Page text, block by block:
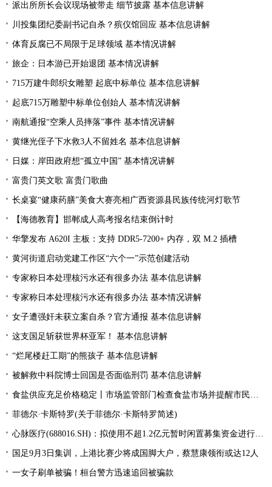
派出所所长会议现场被带走 细节披露 基本信息讲解
川投集团纪委副书记自杀？殡仪馆回应 基本信息讲解
体育反腐已不局限于足球领域 基本情况讲解
旅企：日本游已开始退团 基本情况讲解
715万建牛郎织女雕塑 起底中标单位 基本信息讲解
起底715万雕塑中标单位创始人 基本情况讲解
南航通报“空乘人员摔落”事件 基本情况讲解
黄继光侄子下水救3人不留姓名 基本信息讲解
日媒：岸田政府想“孤立中国” 基本情况讲解
富贵门英文歌 富贵门歌曲
长桌宴“健康药膳”美食大赛亮相广西资源县民族传统河灯歌节
【海德教育】邯郸成人高考报名结束倒计时
华擎发布 A620I 主板：支持 DDR5-7200+ 内存，双 M.2 插槽
黄河街道启动党建工作区“六个一”示范创建活动
专家称日本处理核污水还有很多办法 基本信息讲解
专家称日本处理核污水还有很多办法 基本情况讲解
女子遭强奸未获立案自杀？官方通报 基本信息讲解
这支国足斩获世界杯亚军！ 基本信息讲解
“烂尾楼赶工期”的熊孩子 基本信息讲解
被解救中科院博士回国是否面临刑罚 基本信息讲解
食盐供应充足价格稳定丨市场监管部门检查食盐市场并提醒市民理性消费
菲德尔·卡斯特罗(关于菲德尔·卡斯特罗简述)
心脉医疗(688016.SH)：拟使用不超1.2亿元暂时闲置募集资金进行现金管理
国足9月3日集训，上港比赛少将成国脚大户，蔡慧康领衔或达12人
一女子刷单被骗！桓台警方迅速追回被骗款